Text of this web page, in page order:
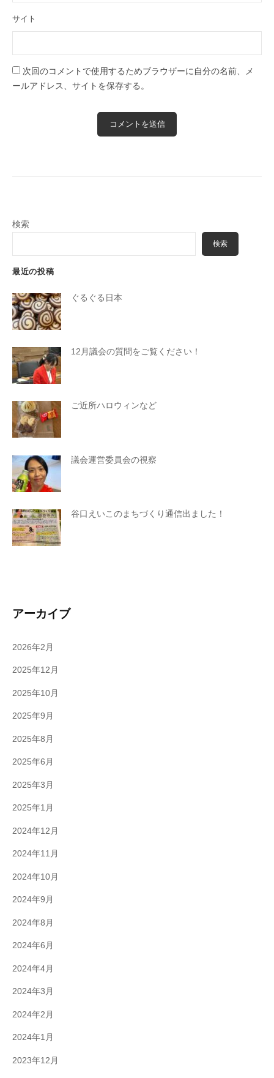
サイト
次回のコメントで使用するためブラウザーに自分の名前、メ
ールアドレス、サイトを保存する。
検索
検索
最近の投稿
ぐるぐる日本
12月議会の質問をご覧ください！
ご近所ハロウィンなど
議会運営委員会の視察
谷口えいこのまちづくり通信出ました！
アーカイブ
2026年2月
2025年12月
2025年10月
2025年9月
2025年8月
2025年6月
2025年3月
2025年1月
2024年12月
2024年11月
2024年10月
2024年9月
2024年8月
2024年6月
2024年4月
2024年3月
2024年2月
2024年1月
2023年12月